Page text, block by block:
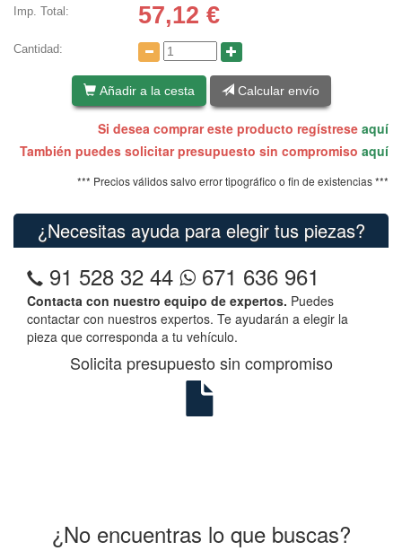
Imp. Total: 57,12 €
Cantidad:
Añadir a la cesta Calcular envío
Si desea comprar este producto regístrese aquí
También puedes solicitar presupuesto sin compromiso aquí
*** Precios válidos salvo error tipográfico o fin de existencias ***
¿Necesitas ayuda para elegir tus piezas?
91 528 32 44 671 636 961
Contacta con nuestro equipo de expertos. Puedes
contactar con nuestros expertos. Te ayudarán a elegir la
pieza que corresponda a tu vehículo.
Solicita presupuesto sin compromiso
¿No encuentras lo que buscas?